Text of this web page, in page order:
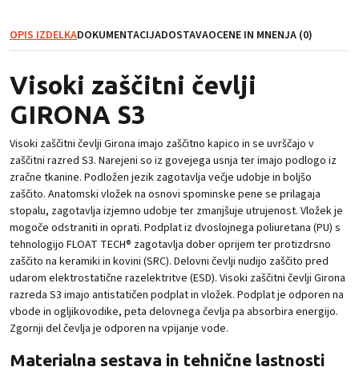
OPIS IZDELKADOKUMENTACIJADOSTAVAOCENE IN MNENJA (0)
Visoki zaščitni čevlji
GIRONA S3
Visoki zaščitni čevlji Girona imajo zaščitno kapico in se uvrščajo v
zaščitni razred S3. Narejeni so iz govejega usnja ter imajo podlogo iz
zračne tkanine. Podložen jezik zagotavlja večje udobje in boljšo
zaščito. Anatomski vložek na osnovi spominske pene se prilagaja
stopalu, zagotavlja izjemno udobje ter zmanjšuje utrujenost. Vložek je
mogoče odstraniti in oprati. Podplat iz dvoslojnega poliuretana (PU) s
tehnologijo FLOAT TECH® zagotavlja dober oprijem ter protizdrsno
zaščito na keramiki in kovini (SRC). Delovni čevlji nudijo zaščito pred
udarom elektrostatične razelektritve (ESD). Visoki zaščitni čevlji Girona
razreda S3 imajo antistatičen podplat in vložek. Podplat je odporen na
vbode in ogljikovodike, peta delovnega čevlja pa absorbira energijo.
Zgornji del čevlja je odporen na vpijanje vode.
Materialna sestava in tehnične lastnosti